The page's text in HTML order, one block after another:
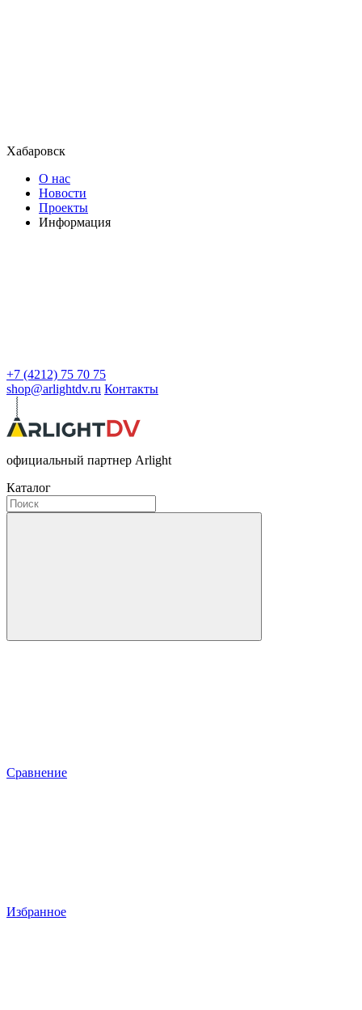
Хабаровск
О нас
Новости
Проекты
Информация
+7 (4212) 75 70 75
shop@arlightdv.ru Контакты
официальный партнер Arlight
Каталог
Сравнение
Избранное